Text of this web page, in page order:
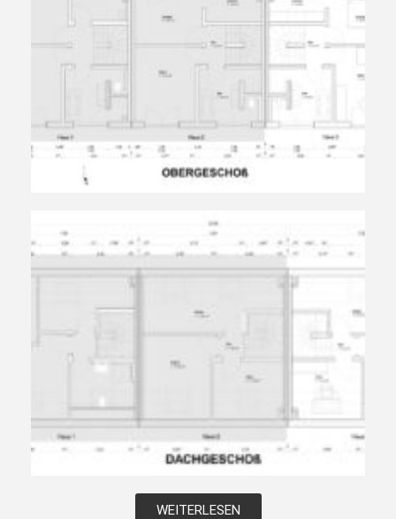
WEITERLESEN